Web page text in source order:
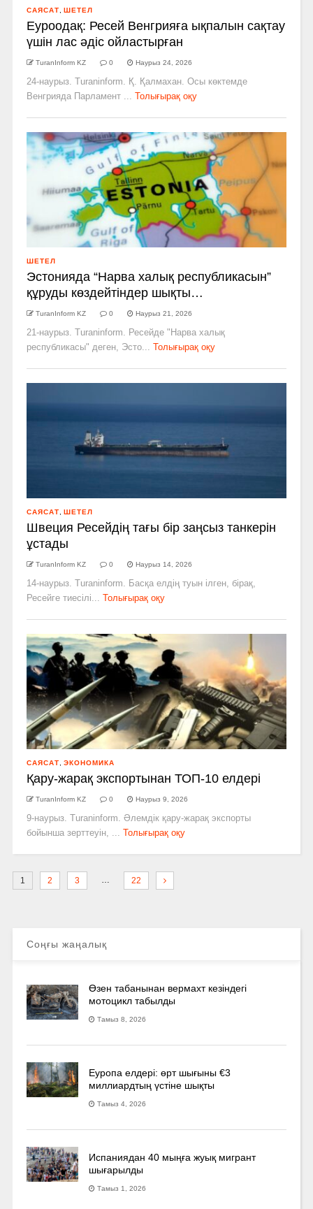
САЯСАТ ШЕТЕЛ
Еуроодақ: Ресей Венгрияға ықпалын сақтау
үшін лас әдіс ойластырған
TuranInform KZ 0 Наурыз 24, 2026
24-наурыз. Turaninform. Қ. Қалмахан. Осы көктемде
Венгрияда Парламент ...
Толығырақ оқу
ШЕТЕЛ
Эстонияда “Нарва халық республикасын”
құруды көздейтіндер шықты…
TuranInform KZ 0 Наурыз 21, 2026
21-наурыз. Turaninform. Ресейде "Нарва халық
республикасы" деген, Эсто...
Толығырақ оқу
САЯСАТ ШЕТЕЛ
Швеция Ресейдің тағы бір заңсыз танкерін
ұстады
TuranInform KZ 0 Наурыз 14, 2026
14-наурыз. Turaninform. Басқа елдің туын ілген, бірақ,
Ресейге тиесілі...
Толығырақ оқу
САЯСАТ ЭКОНОМИКА
Қару-жарақ экспортынан ТОП-10 елдері
TuranInform KZ 0 Наурыз 9, 2026
9-наурыз. Turaninform. Әлемдік қару-жарақ экспорты
бойынша зерттеуін, ...
Толығырақ оқу
1 2 3 22
Соңғы жаңалық
Өзен табанынан вермахт кезіндегі
мотоцикл табылды
Тамыз 8, 2026
Еуропа елдері: өрт шығыны €3
миллиардтың үстіне шықты
Тамыз 4, 2026
Испаниядан 40 мыңға жуық мигрант
шығарылды
Тамыз 1, 2026